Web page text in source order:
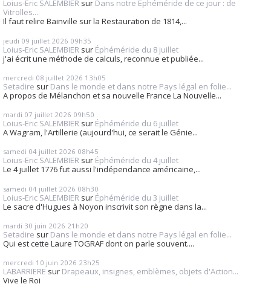
Loius-Eric SALEMBIER sur Dans notre Éphéméride de ce jour : de
Vitrolles...
Il faut relire Bainville sur la Restauration de 1814,...
jeudi 09 juillet 2026 09h35
Loius-Eric SALEMBIER sur Éphéméride du 8 juillet
j'ai écrit une méthode de calculs, reconnue et publiée...
mercredi 08 juillet 2026 13h05
Setadire sur Dans le monde et dans notre Pays légal en folie...
A propos de Mélanchon et sa nouvelle France La Nouvelle...
mardi 07 juillet 2026 09h50
Loius-Eric SALEMBIER sur Éphéméride du 6 juillet
A Wagram, l'Artillerie (aujourd'hui, ce serait le Génie...
samedi 04 juillet 2026 08h45
Loius-Eric SALEMBIER sur Éphéméride du 4 juillet
Le 4 juillet 1776 fut aussi l'indépendance américaine,...
samedi 04 juillet 2026 08h30
Loius-Eric SALEMBIER sur Éphéméride du 3 juillet
Le sacre d'Hugues à Noyon inscrivit son règne dans la...
mardi 30 juin 2026 21h20
Setadire sur Dans le monde et dans notre Pays légal en folie...
Qui est cette Laure TOGRAF dont on parle souvent....
mercredi 10 juin 2026 23h25
LABARRIERE sur Drapeaux, insignes, emblèmes, objets d'Action...
Vive le Roi